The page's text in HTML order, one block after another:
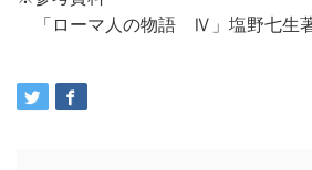
「ローマ人の物語 Ⅳ」塩野七生